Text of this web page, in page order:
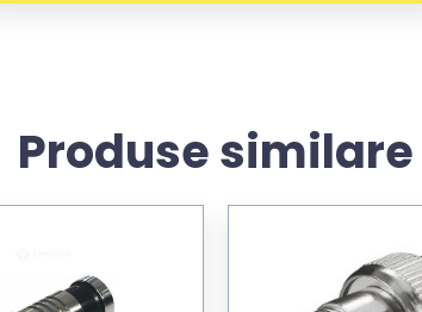
Produse similare